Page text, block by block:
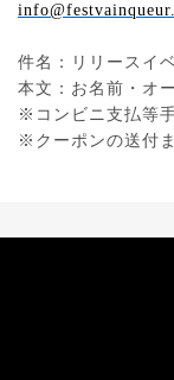
件名：リリースイ
本文：お名前・オ
※コンビニ支払等
※クーポンの送付